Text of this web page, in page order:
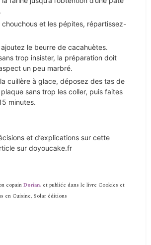
chouchous et les pépites, répartissez-
ajoutez le beurre de cacahuètes.
trop insister, la préparation doit
un peu marbré.
la cuillère à glace, déposez des tas de
sans trop les coller, puis faites
minutes.
et d’explications sur cette
sur doyoucake.fr
copainDorian, et publiée dans le livre Cookies et
en Cuisine, Solar éditions